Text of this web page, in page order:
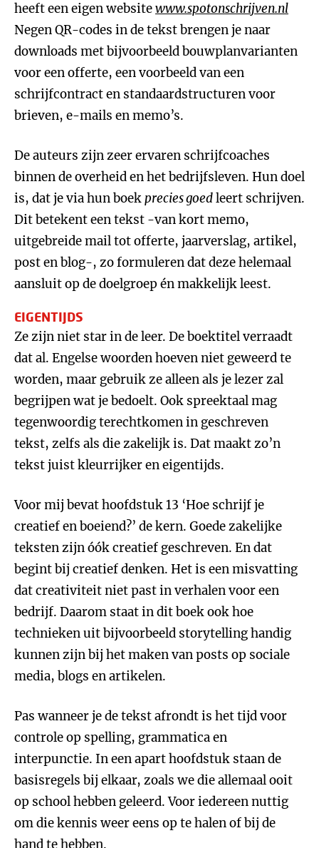
heeft een eigen websitewww.spotonschrijven.nl
Negen QR-codes in de tekst brengen je naar
downloads met bijvoorbeeld bouwplanvarianten
voor een offerte, een voorbeeld van een
schrijfcontract en standaardstructuren voor
brieven, e-mails en memo’s.
De auteurs zijn zeer ervaren schrijfcoaches
binnen de overheid en het bedrijfsleven. Hun doel
is, dat je via hun boekprecies goedleert schrijven.
Dit betekent een tekst -van kort memo,
uitgebreide mail tot offerte, jaarverslag, artikel,
post en blog-, zo formuleren dat deze helemaal
aansluit op de doelgroep én makkelijk leest.
EIGENTIJDS
Ze zijn niet star in de leer. De boektitel verraadt
dat al. Engelse woorden hoeven niet geweerd te
worden, maar gebruik ze alleen als je lezer zal
begrijpen wat je bedoelt. Ook spreektaal mag
tegenwoordig terechtkomen in geschreven
tekst, zelfs als die zakelijk is. Dat maakt zo’n
tekst juist kleurrijker en eigentijds.
Voor mij bevat hoofdstuk 13 ‘Hoe schrijf je
creatief en boeiend?’ de kern. Goede zakelijke
teksten zijn óók creatief geschreven. En dat
begint bij creatief denken. Het is een misvatting
dat creativiteit niet past in verhalen voor een
bedrijf. Daarom staat in dit boek ook hoe
technieken uit bijvoorbeeld storytelling handig
kunnen zijn bij het maken van posts op sociale
media, blogs en artikelen.
Pas wanneer je de tekst afrondt is het tijd voor
controle op spelling, grammatica en
interpunctie. In een apart hoofdstuk staan de
basisregels bij elkaar, zoals we die allemaal ooit
op school hebben geleerd. Voor iedereen nuttig
om die kennis weer eens op te halen of bij de
hand te hebben.